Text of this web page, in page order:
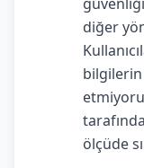
diğer
ölçüde